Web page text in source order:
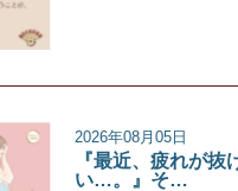
2026年08月05日
『最近、疲れが抜
い…。』そ…